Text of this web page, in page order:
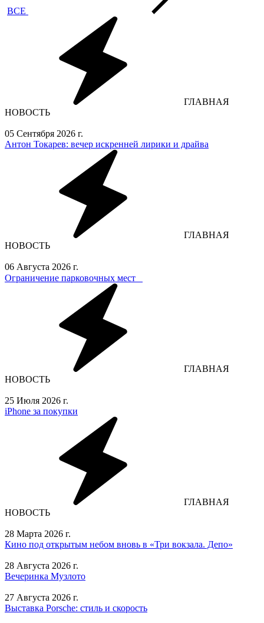
ВСЕ
ГЛАВНАЯ
НОВОСТЬ
05 Сентября 2026 г.
Антон Токарев: вечер искренней лирики и драйва
ГЛАВНАЯ
НОВОСТЬ
06 Августа 2026 г.
Ограничение парковочных мест⁣⁣⠀
ГЛАВНАЯ
НОВОСТЬ
25 Июля 2026 г.
iPhone за покупки
ГЛАВНАЯ
НОВОСТЬ
28 Марта 2026 г.
Кино под открытым небом вновь в «Три вокзала. Депо»
28 Августа 2026 г.
Вечеринка Музлото
27 Августа 2026 г.
Выставка Porsche: стиль и скорость